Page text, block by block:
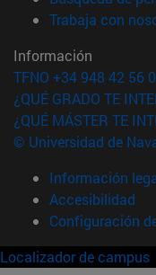
Trabaja con
Información
TFNO +34 948 42 56
¿QUÉ GRADO TE
¿QUÉ MÁSTER TE
© Universidad de
Información
Accesibilidad
Configuración
Localizador de campus